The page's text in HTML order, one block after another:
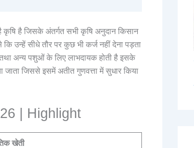
है कृषि है जिसके अंतर्गत सभी कृषि अनुदान किसान
उन्हें सीधे तौर पर कुछ भी कर्ज नहीं देना पड़ता
अन्य पशुओं के लिए लाभदायक होती है इसके
जाता जिससे इसमें अतीत गुणवत्ता में सुधार किया
| Highlight
खेती